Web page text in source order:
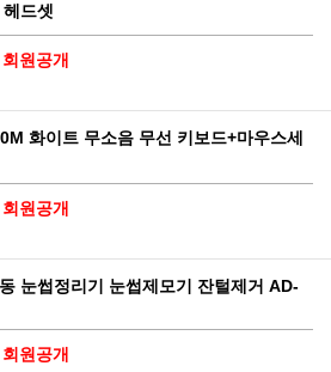
드셋
회원공개
화이트 무소음 무선 키보드+마우스세
회원공개
눈썹정리기 눈썹제모기 잔털제거 AD-
회원공개